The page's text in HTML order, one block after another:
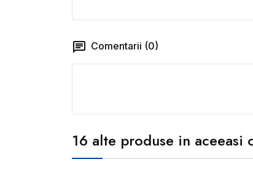
Comentarii (0)
16 alte produse in aceeasi